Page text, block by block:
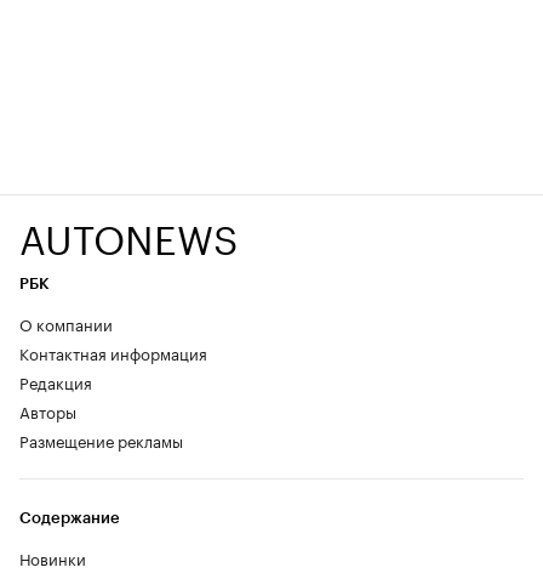
AUTONEWS
РБК
О компании
Контактная информация
Редакция
Авторы
Размещение рекламы
Содержание
Новинки